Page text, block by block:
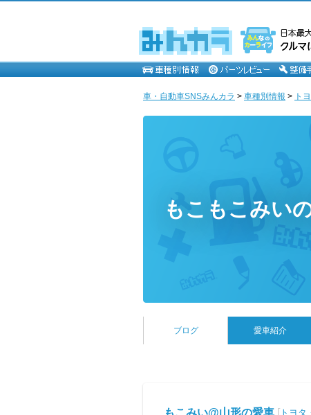
車・自動車SNSみんカラ > 車種別情報 > ト
もこもこみい
ブログ 愛車紹介
もこみい@山形の愛車 [ トヨタ